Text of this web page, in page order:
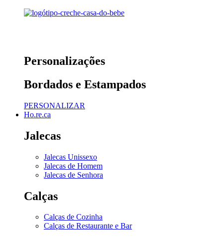
Personalizações
Bordados e Estampados
PERSONALIZAR
Ho.re.ca
Jalecas
Jalecas Unissexo
Jalecas de Homem
Jalecas de Senhora
Calças
Calças de Cozinha
Calças de Restaurante e Bar